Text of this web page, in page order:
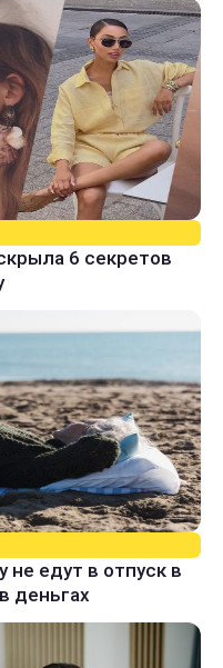
6 секретов
не едут в отпуск в
деньгах